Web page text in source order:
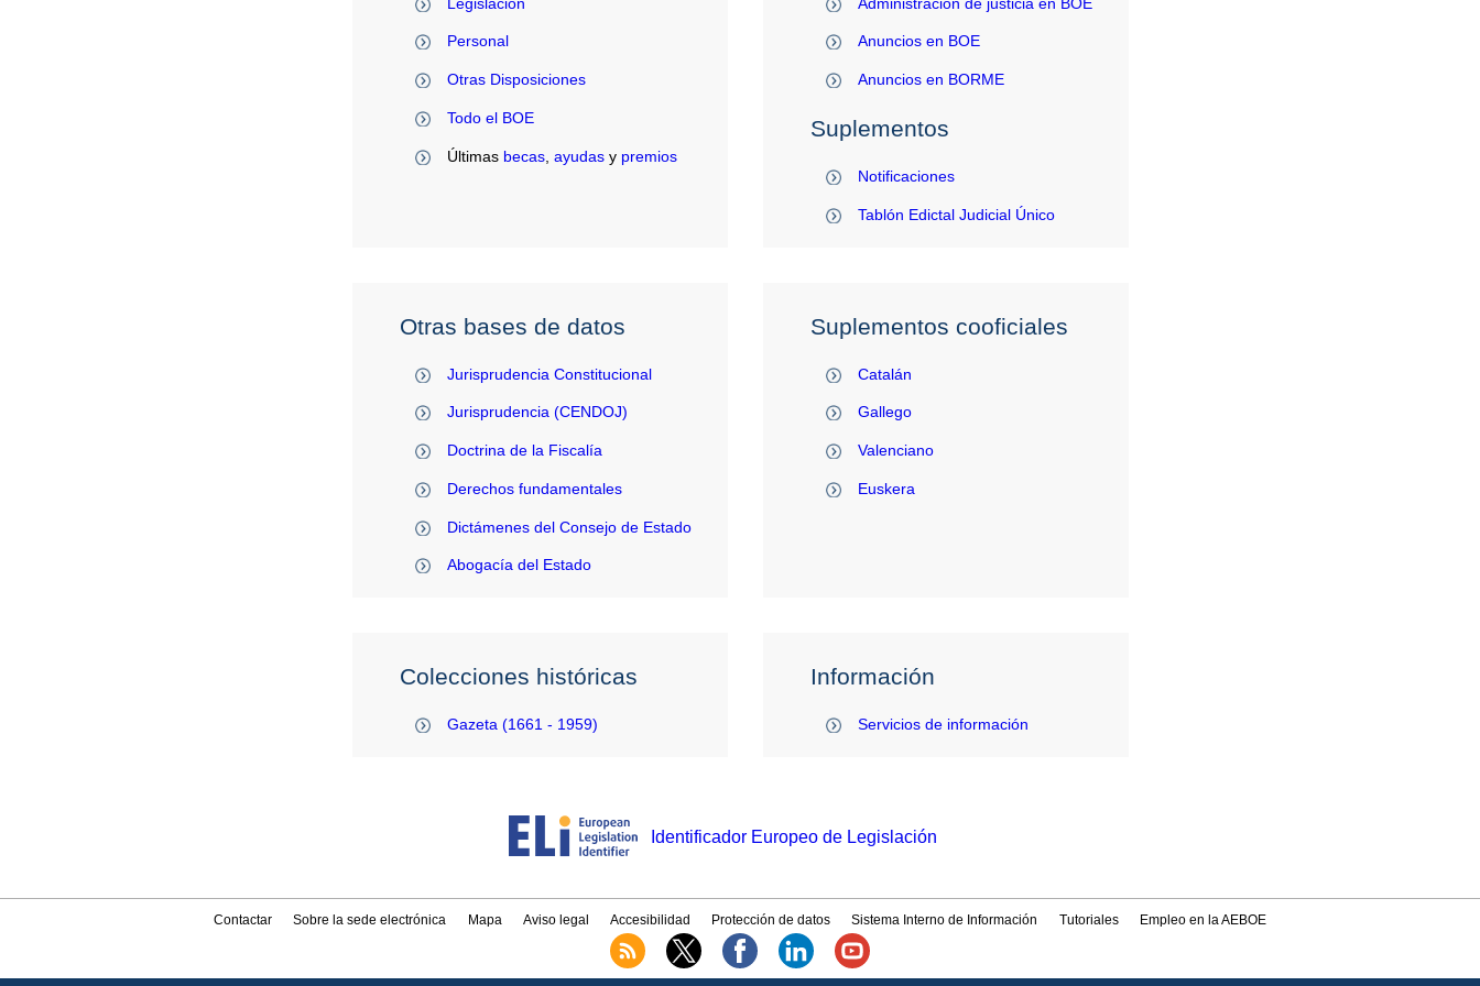
Personal
Otras Disposiciones
Todo el BOE
Últimas becas, ayudasy premios
Anuncios en BOE
Anuncios en BORME
Suplementos
Notificaciones
Tablón Edictal Judicial Único
Otras bases de datos
Jurisprudencia Constitucional
Jurisprudencia (CENDOJ)
Doctrina de la Fiscalía
Derechos fundamentales
Dictámenes del Consejo de Estado
Abogacía del Estado
Suplementos cooficiales
Catalán
Gallego
Valenciano
Euskera
Colecciones históricas
Gazeta (1661 - 1959)
Información
Servicios de información
Identificador Europeo de Legislación
Contactar Sobre la sede electrónica Mapa Aviso legal Accesibilidad Protección de datos Sistema Interno de Información Tutoriales Empleo en la AEBOE